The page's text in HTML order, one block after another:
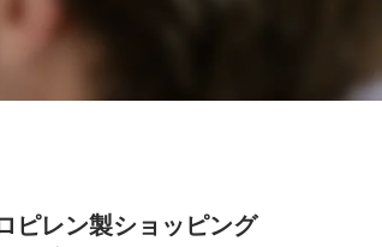
ピレン製ショッピング